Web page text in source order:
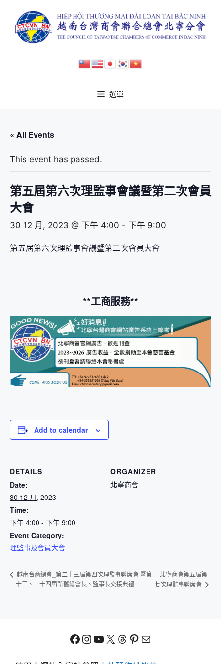
選單
« All Events
This event has passed.
第五屆第六次理監事會議暨第二次會員
大會
30 12 月, 2023 @ 下午 4:00 - 下午 9:00
第五屆第六次理監事會議暨第二次會員大會
**工商服務**
Add to calendar
DETAILS
Date:
30 12 月, 2023
Time:
下午 4:00 - 下午 9:00
Event Category:
理監事及會員大會
ORGANIZER
北寧商會
越南台商總會_第二十三屆第四次理監事聯席會 暨第
二十三、二十四屆新舊總會長、監事長交接典禮
北寧商會第五屆第
七次理監事聯席會
Facebook
Instagram
YouTube
X Threads
Pinterest
電子郵件